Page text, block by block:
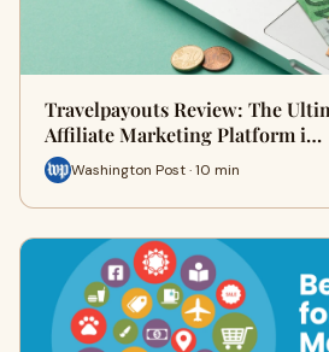
Travelpayouts Review: The
Affiliate Marketing Platform i…
Washington Post · 10 min